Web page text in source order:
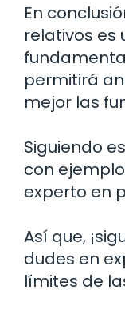
En
relativos es
permitirá
mejor las
Siguiendo
con
experto en
Así que,
dudes en
límites de